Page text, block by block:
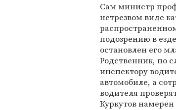
Сам министр
нетрезвом виде
подозрению в
остановлен его
Родственник, по
инспектору
автомобиле, а
водителя
Куркутов намерен